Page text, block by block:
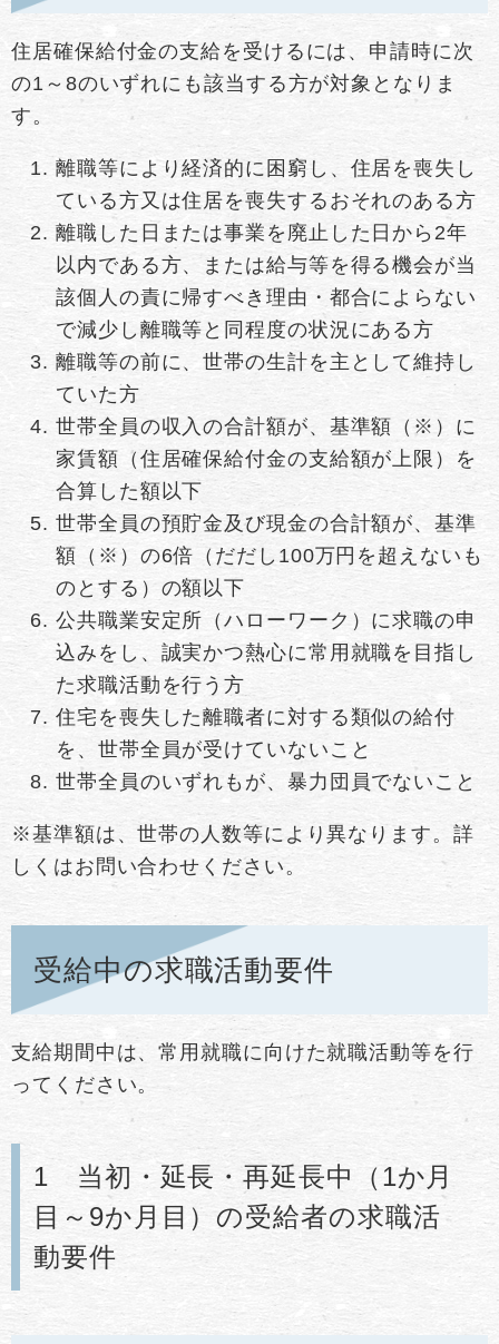
住居確保給付金の支給を受けるには、申請時に次
の1～8のいずれにも該当する方が対象となりま
す。
離職等により経済的に困窮し、住居を喪失し
ている方又は住居を喪失するおそれのある方
離職した日または事業を廃止した日から2年
以内である方、または給与等を得る機会が当
該個人の責に帰すべき理由・都合によらない
で減少し離職等と同程度の状況にある方
離職等の前に、世帯の生計を主として維持し
ていた方
世帯全員の収入の合計額が、基準額（※）に
家賃額（住居確保給付金の支給額が上限）を
合算した額以下
世帯全員の預貯金及び現金の合計額が、基準
額（※）の6倍（だだし100万円を超えないも
のとする）の額以下
公共職業安定所（ハローワーク）に求職の申
込みをし、誠実かつ熱心に常用就職を目指し
た求職活動を行う方
住宅を喪失した離職者に対する類似の給付
を、世帯全員が受けていないこと
世帯全員のいずれもが、暴力団員でないこと
※基準額は、世帯の人数等により異なります。詳
しくはお問い合わせください。
受給中の求職活動要件
支給期間中は、常用就職に向けた就職活動等を行
ってください。
1 当初・延長・再延長中（1か月
目～9か月目）の受給者の求職活
動要件